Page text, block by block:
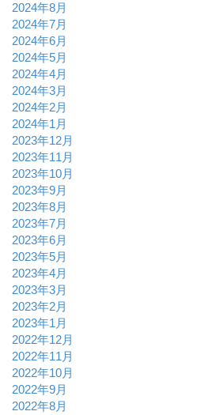
2024年8月
2024年7月
2024年6月
2024年5月
2024年4月
2024年3月
2024年2月
2024年1月
2023年12月
2023年11月
2023年10月
2023年9月
2023年8月
2023年7月
2023年6月
2023年5月
2023年4月
2023年3月
2023年2月
2023年1月
2022年12月
2022年11月
2022年10月
2022年9月
2022年8月